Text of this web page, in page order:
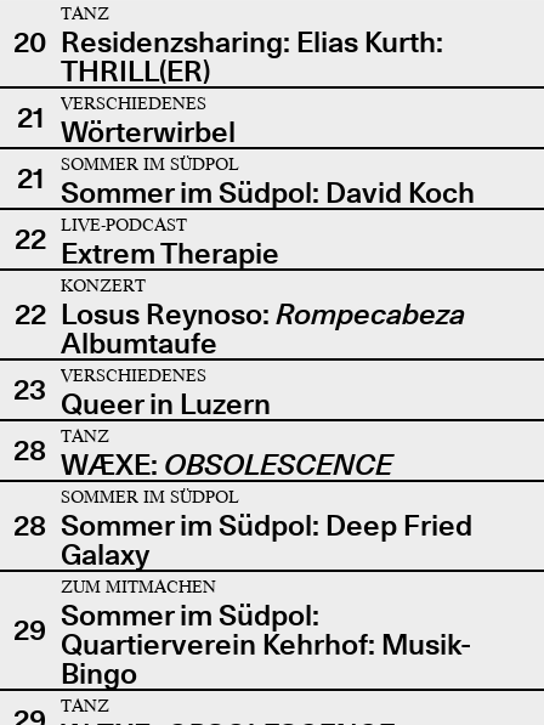
20
TANZ
Residenzsharing: Elias Kurth:
THRILL(ER)
21
VERSCHIEDENES
Wörterwirbel
21
SOMMER IM SÜDPOL
Sommer im Südpol: David Koch
22
LIVE-PODCAST
Extrem Therapie
22
KONZERT
Losus Reynoso: Rompecabeza
Albumtaufe
23
VERSCHIEDENES
Queer in Luzern
28
TANZ
WÆXE: OBSOLESCENCE
28
SOMMER IM SÜDPOL
Sommer im Südpol: Deep Fried
Galaxy
29
ZUM MITMACHEN
Sommer im Südpol:
Quartierverein Kehrhof: Musik-
Bingo
TANZ